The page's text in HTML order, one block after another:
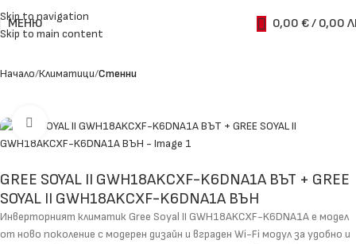
Skip to navigation
Skip to main content
МЕНЮ 0,00 €/ 0,00
Начало Климатици Стенни
Увеличи
GREE SOYAL II GWH18AKCXF-K6DNA1A ВЪТ + GREE
SOYAL II GWH18AKCXF-K6DNA1A ВЪН
Инверторният климатик Gree Soyal II GWH18AKCXF-K6DNA1A е модел
от ново поколение с модерен дизайн и вграден Wi-Fi модул за удобно и